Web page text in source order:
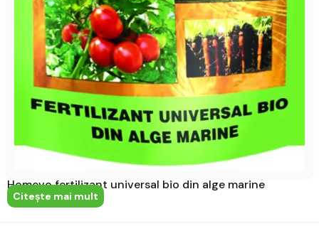
Homevo fertilizant universal bio din alge marine
Citeşte mai mult